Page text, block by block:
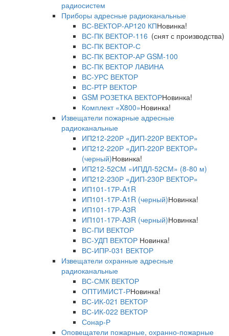
радиосистем
Приборы адресные радиоканальные
ВС-ВЕКТОР-АР120 КПНовинка!
ВС-ПК ВЕКТОР-116 (снят с производства)
ВС-ПК ВЕКТОР-С
ВС-ПК ВЕКТОР-АР GSM-100
ВС-ПК ВЕКТОР ЛАВИНА
ВС-УРС ВЕКТОР
ВС-РТР ВЕКТОР
GSM РОЗЕТКА ВЕКТОРНовинка!
Комплект «X800»Новинка!
Извещатели пожарные адресные
радиоканальные
ИП212-220Р «ДИП-220Р ВЕКТОР»
ИП212-220Р «ДИП-220Р ВЕКТОР»
(черный)Новинка!
ИП212-52СМ «ИПДЛ-52СМ» (8-80 м)
ИП212-230Р «ДИП-230Р ВЕКТОР»
ИП101-17Р-A1R
ИП101-17Р-A1R (черный)Новинка!
ИП101-17Р-A3R
ИП101-17Р-A3R (черный)Новинка!
ВС-ПИ ВЕКТОР
ВС-УДП ВЕКТОР Новинка!
ВС-ИПР-031 ВЕКТОР
Извещатели охранные адресные
радиоканальные
ВС-СМК ВЕКТОР
ОПТИМИСТ-РНовинка!
ВС-ИК-021 ВЕКТОР
ВС-ИК-022 ВЕКТОР
Сонар-Р
Оповещатели пожарные, охранно-пожарные